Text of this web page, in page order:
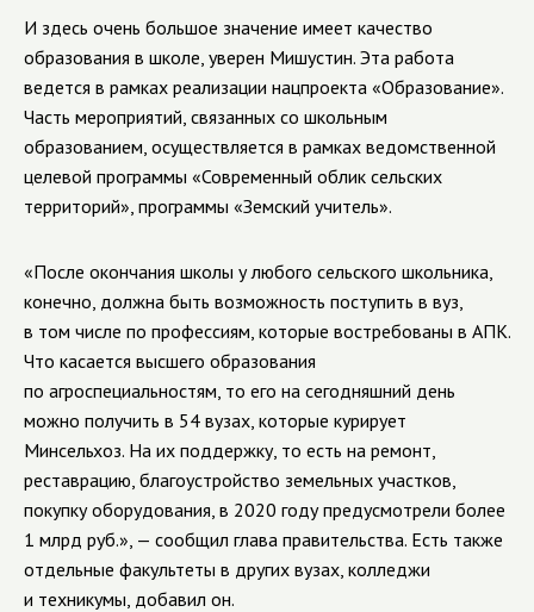
И здесь очень большое значение имеет качество
образования в школе, уверен Мишустин. Эта работа
ведется в рамках реализации нацпроекта «Образование».
Часть мероприятий, связанных со школьным
образованием, осуществляется в рамках ведомственной
целевой программы «Современный облик сельских
территорий», программы «Земский учитель».
«После окончания школы у любого сельского школьника,
конечно, должна быть возможность поступить в вуз,
в том числе по профессиям, которые востребованы в АПК.
Что касается высшего образования
по агроспециальностям, то его на сегодняшний день
можно получить в 54 вузах, которые курирует
Минсельхоз. На их поддержку, то есть на ремонт,
реставрацию, благоустройство земельных участков,
покупку оборудования, в 2020 году предусмотрели более
1 млрд руб.», — сообщил глава правительства. Есть также
отдельные факультеты в других вузах, колледжи
и техникумы, добавил он.